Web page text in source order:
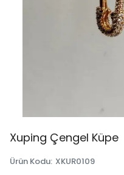
Xuping Çengel Küpe
Ürün Kodu: XKUR0109